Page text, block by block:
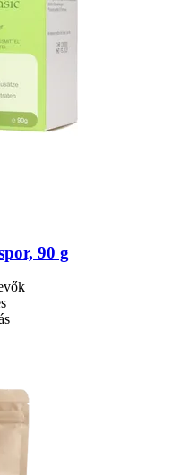
90 g